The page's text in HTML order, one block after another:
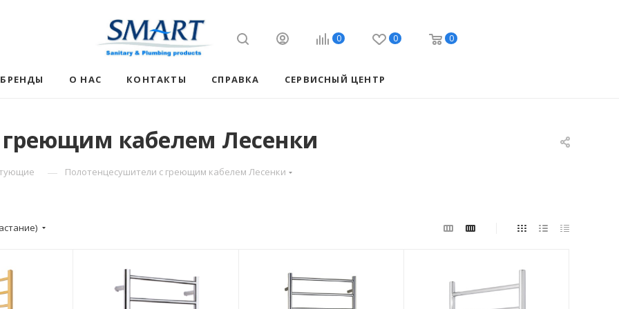
0 0 0
БРЕНДЫ О НАС КОНТАКТЫ СПРАВКА СЕРВИСНЫЙ ЦЕНТР
кабелем Лесенки
— Полотенцесушители с греющим кабелем Лесенки